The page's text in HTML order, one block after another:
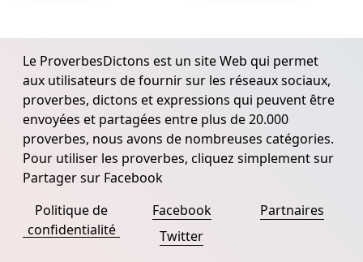
Le ProverbesDictons est un site Web qui permet
aux utilisateurs de fournir sur les réseaux sociaux,
proverbes, dictons et expressions qui peuvent être
envoyées et partagées entre plus de 20.000
proverbes, nous avons de nombreuses catégories.
Pour utiliser les proverbes, cliquez simplement sur
Partager sur Facebook
Politique de
confidentialité
Facebook
Twitter
Partnaires